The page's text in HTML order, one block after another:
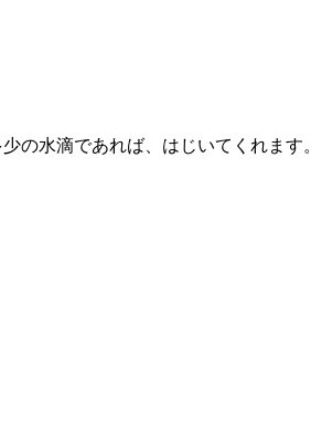
の水滴であれば、はじいてくれます。